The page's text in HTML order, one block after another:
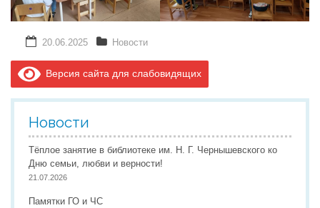
20.06.2025 Новости
Версия сайта для слабовидящих
Новости
Тёплое занятие в библиотеке им. Н. Г. Чернышевского ко
Дню семьи, любви и верности!
21.07.2026
Памятки ГО и ЧС